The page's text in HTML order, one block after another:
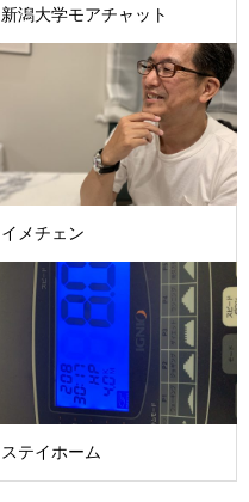
新潟大学モアチャット
イメチェン
ステイホーム